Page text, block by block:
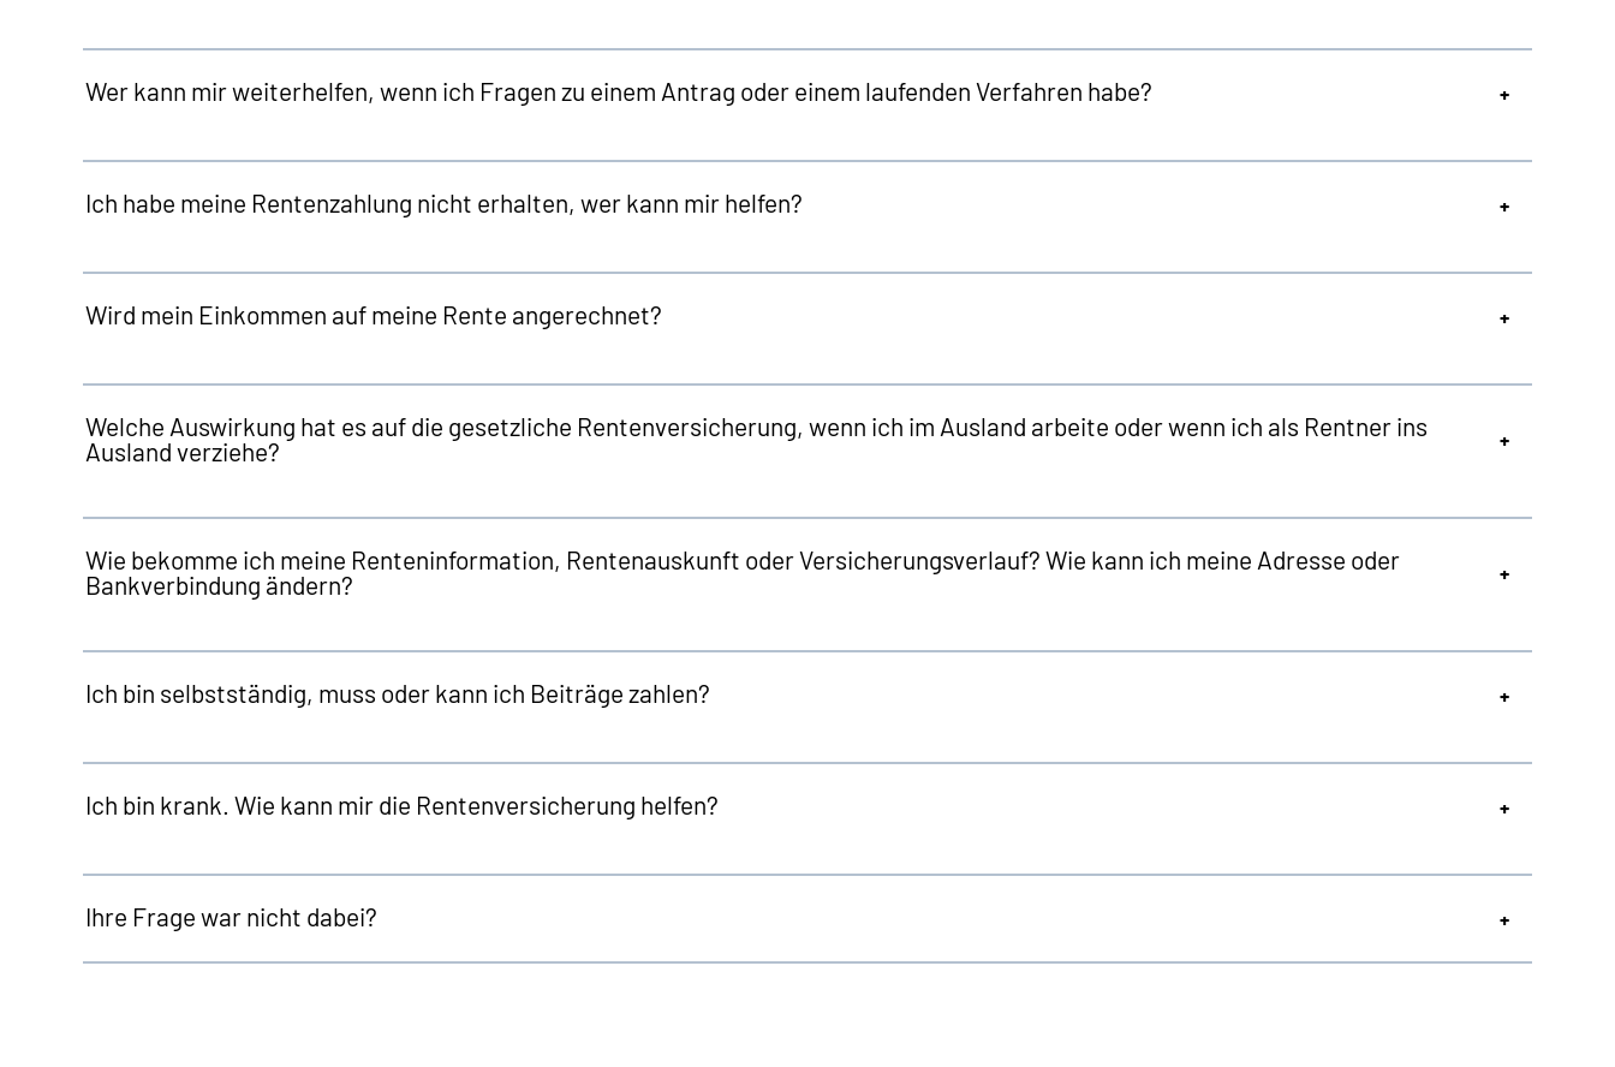
Wer kann mir weiterhelfen, wenn ich Fragen zu einem Antrag oder einem laufenden Verfahren habe?
Ich habe meine Rentenzahlung nicht erhalten, wer kann mir helfen?
Wird mein Einkommen auf meine Rente angerechnet?
Welche Auswirkung hat es auf die gesetzliche Rentenversicherung, wenn ich im Ausland arbeite oder wenn ich als Rentner ins
Ausland verziehe?
Wie bekomme ich meine Renteninformation, Rentenauskunft oder Versicherungsverlauf? Wie kann ich meine Adresse oder
Bankverbindung ändern?
Ich bin selbstständig, muss oder kann ich Beiträge zahlen?
Ich bin krank. Wie kann mir die Rentenversicherung helfen?
Ihre Frage war nicht dabei?